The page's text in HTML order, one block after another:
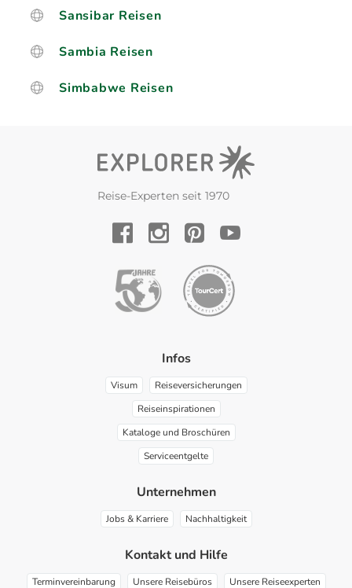
Sansibar Reisen
Sambia Reisen
Simbabwe Reisen
Reise-Experten seit 1970
Infos
Visum
Reiseversicherungen
Reiseinspirationen
Kataloge und Broschüren
Serviceentgelte
Unternehmen
Jobs & Karriere Nachhaltigkeit
Kontakt und Hilfe
Terminvereinbarung Unsere Reisebüros Unsere Reiseexperten